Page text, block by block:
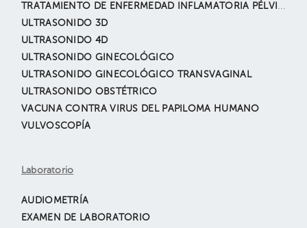
TRATAMIENTO DE ENFERMEDAD INFLAMATORIA PÉLVICA POR LAPAROSCÓPIA
ULTRASONIDO 3D
ULTRASONIDO 4D
ULTRASONIDO GINECOLÓGICO
ULTRASONIDO GINECOLÓGICO TRANSVAGINAL
ULTRASONIDO OBSTÉTRICO
VACUNA CONTRA VIRUS DEL PAPILOMA HUMANO
VULVOSCOPÍA
Laboratorio
AUDIOMETRÍA
EXAMEN DE LABORATORIO